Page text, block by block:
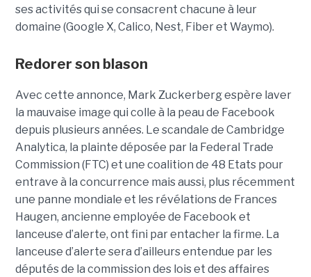
ses activités qui se consacrent chacune à leur
domaine (Google X, Calico, Nest, Fiber et Waymo).
Redorer son blason
Avec cette annonce, Mark Zuckerberg espère laver
la mauvaise image qui colle à la peau de Facebook
depuis plusieurs années. Le scandale de Cambridge
Analytica, la plainte déposée par la Federal Trade
Commission (FTC) et une coalition de 48 Etats pour
entrave à la concurrence mais aussi, plus récemment
une panne mondiale et les révélations de Frances
Haugen, ancienne employée de Facebook et
lanceuse d’alerte, ont fini par entacher la firme. La
lanceuse d’alerte sera d’ailleurs entendue par les
députés de la commission des lois et des affaires